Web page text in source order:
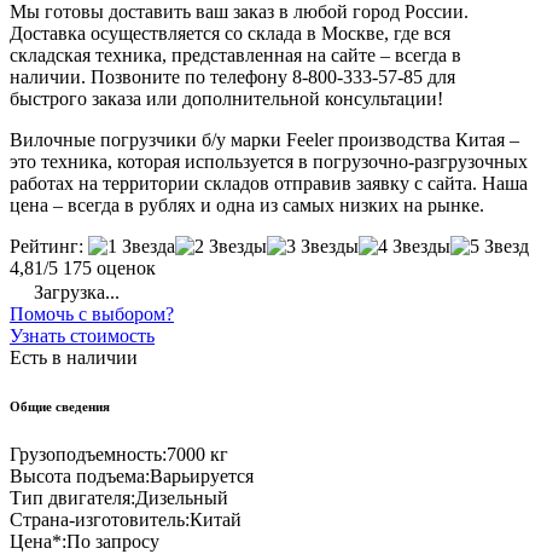
Мы готовы доставить ваш заказ в любой город России.
Доставка осуществляется со склада в Москве, где вся
складская техника, представленная на сайте – всегда в
наличии. Позвоните по телефону 8-800-333-57-85 для
быстрого заказа или дополнительной консультации!
Вилочные погрузчики б/у марки Feeler производства Китая –
это техника, которая используется в погрузочно-разгрузочных
работах на территории складов отправив заявку с сайта. Наша
цена – всегда в рублях и одна из самых низких на рынке.
Рейтинг:
4,81/5 175 оценок
Загрузка...
Помочь с выбором?
Узнать стоимость
Есть в наличии
Общие сведения
Грузоподъемность:7000 кг
Высота подъема:Варьируется
Тип двигателя:Дизельный
Страна-изготовитель:Китай
Цена*:По запросу